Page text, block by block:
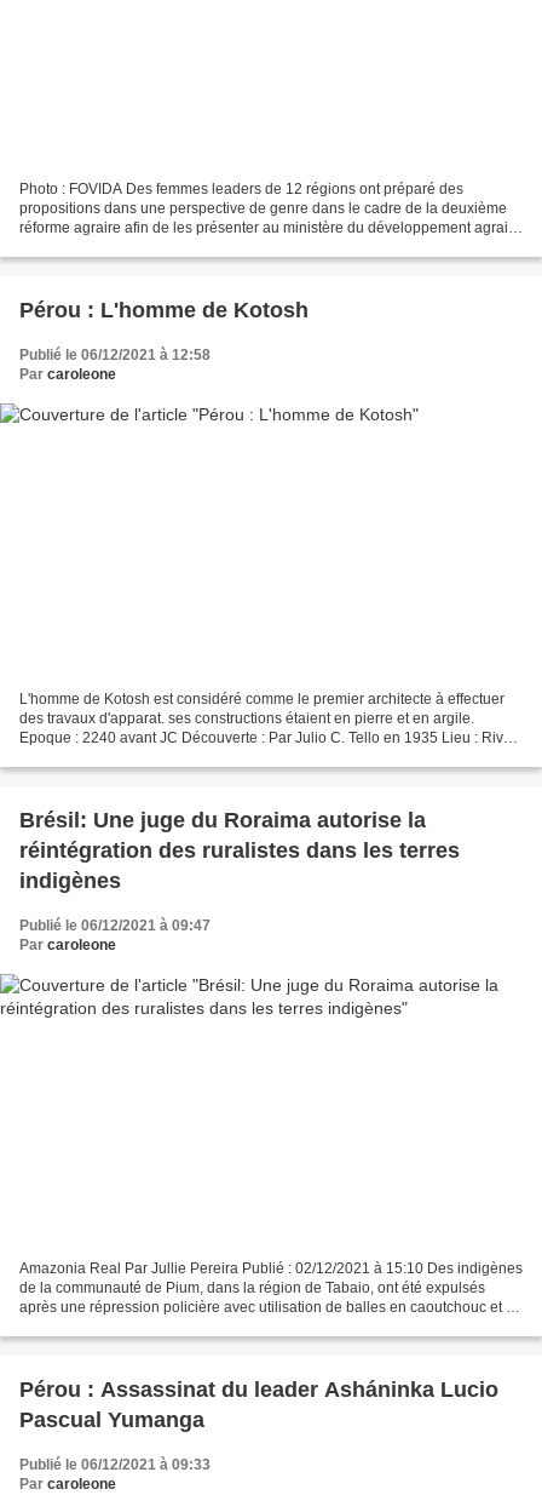
Photo : FOVIDA Des femmes leaders de 12 régions ont préparé des
propositions dans une perspective de genre dans le cadre de la deuxième
réforme agraire afin de les présenter au ministère du développement agraire
Pérou : L'homme de Kotosh
Publié le 06/12/2021 à 12:58
Par caroleone
L'homme de Kotosh est considéré comme le premier architecte à effectuer
des travaux d'apparat. ses constructions étaient en pierre et en argile.
Epoque : 2240 avant JC Découverte : Par Julio C. Tello en 1935 Lieu : Rive
Brésil: Une juge du Roraima autorise la
réintégration des ruralistes dans les terres
indigènes
Publié le 06/12/2021 à 09:47
Par caroleone
Amazonia Real Par Jullie Pereira Publié : 02/12/2021 à 15:10 Des indigènes
de la communauté de Pium, dans la région de Tabaio, ont été expulsés
après une répression policière avec utilisation de balles en caoutchouc et de
Pérou : Assassinat du leader Asháninka Lucio
Pascual Yumanga
Publié le 06/12/2021 à 09:33
Par caroleone